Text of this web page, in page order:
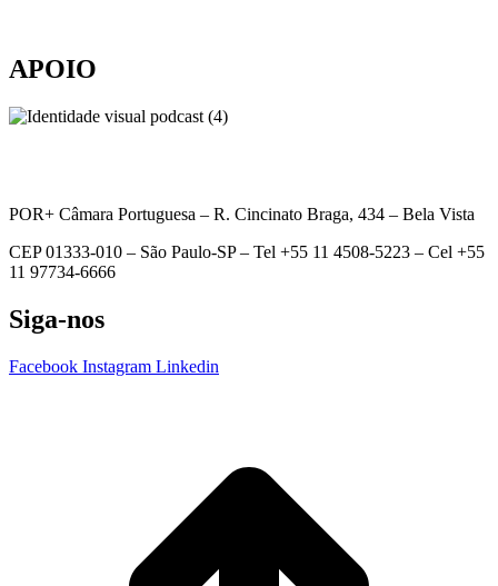
APOIO
POR+ Câmara Portuguesa – R. Cincinato Braga, 434 – Bela Vista
CEP 01333-010 – São Paulo-SP – Tel +55 11 4508-5223 – Cel +55
11 97734-6666
Siga-nos
Facebook Instagram Linkedin